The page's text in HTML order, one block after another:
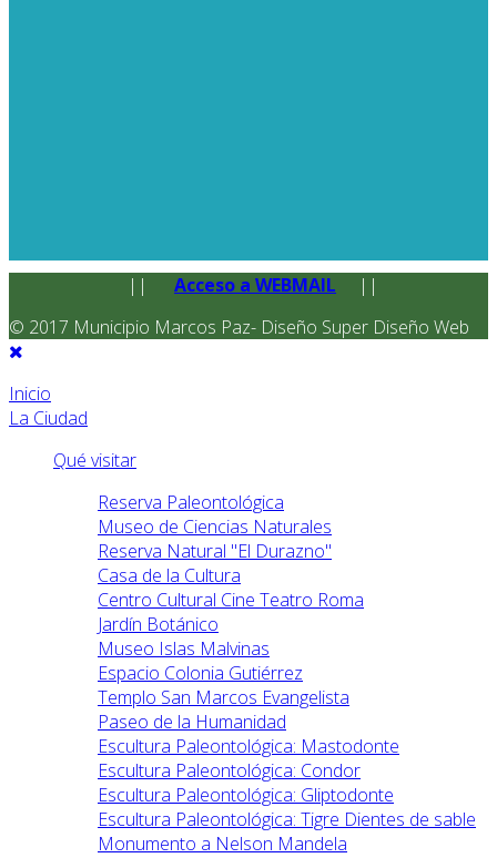
|| Acceso a WEBMAIL
||
© 2017 Municipio Marcos Paz- Diseño Super Diseño Web
Inicio
La Ciudad
Qué visitar
Reserva Paleontológica
Museo de Ciencias Naturales
Reserva Natural "El Durazno"
Casa de la Cultura
Centro Cultural Cine Teatro Roma
Jardín Botánico
Museo Islas Malvinas
Espacio Colonia Gutiérrez
Templo San Marcos Evangelista
Paseo de la Humanidad
Escultura Paleontológica: Mastodonte
Escultura Paleontológica: Condor
Escultura Paleontológica: Gliptodonte
Escultura Paleontológica: Tigre Dientes de sable
Monumento a Nelson Mandela